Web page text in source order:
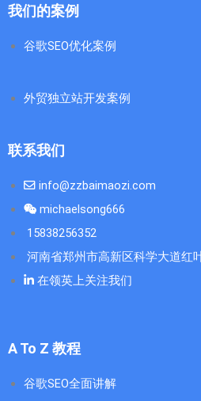
我们的案例
谷歌SEO优化案例
外贸独立站开发案例
联系我们
info@zzbaimaozi.com
michaelsong666
15838256352
河南省郑州市高新区科学大道红
在领英上关注我们
A To Z 教程
谷歌SEO全面讲解